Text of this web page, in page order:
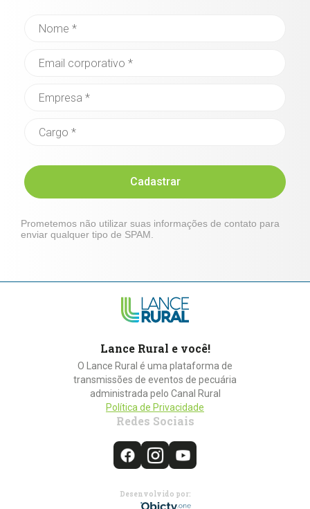
Cadastrar
Prometemos não utilizar suas informações de contato para
enviar qualquer tipo de SPAM.
Lance Rural e você!
O Lance Rural é uma plataforma de
transmissões de eventos de pecuária
administrada pelo Canal Rural
Política de Privacidade
Redes Sociais
Desenvolvido por: